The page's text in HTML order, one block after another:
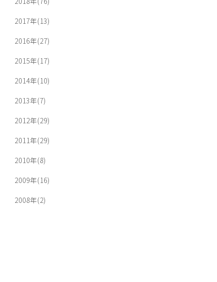
2017年(13)
2016年(27)
2015年(17)
2014年(10)
2013年(7)
2012年(29)
2011年(29)
2010年(8)
2009年(16)
2008年(2)